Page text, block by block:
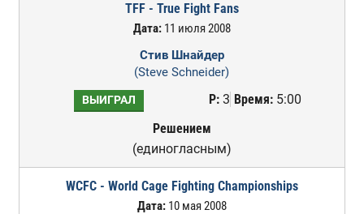
TFF - True Fight Fans
Дата:11 июля 2008
Стив Шнайдер
(Steve Schneider)
ВЫИГРАЛ Р:3 Время:5:00
Решением
(единогласным)
WCFC - World Cage Fighting Championships
Дата:10 мая 2008